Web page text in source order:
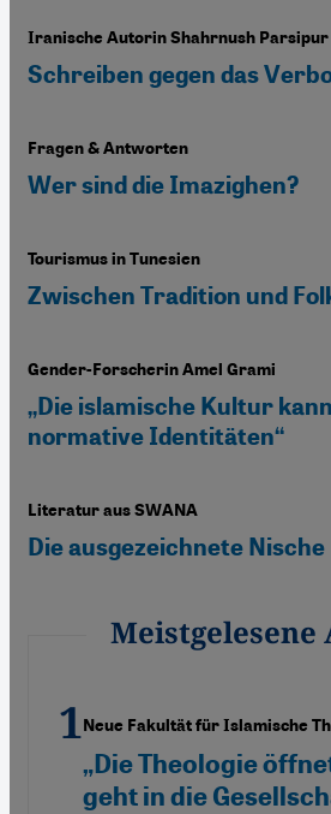
Iranische Autorin Shahrnush Parsipur
Schreiben gegen das
Fragen & Antworten
Wer sind die Imazighen?
Tourismus in Tunesien
Zwischen Tradition und
Gender-Forscherin Amel Grami
„Die islamische Kultur
normative Identitäten“
Literatur aus SWANA
Die ausgezeichnete Nische
Neue Fakultät für Islamische
„Die Theologie
geht in die